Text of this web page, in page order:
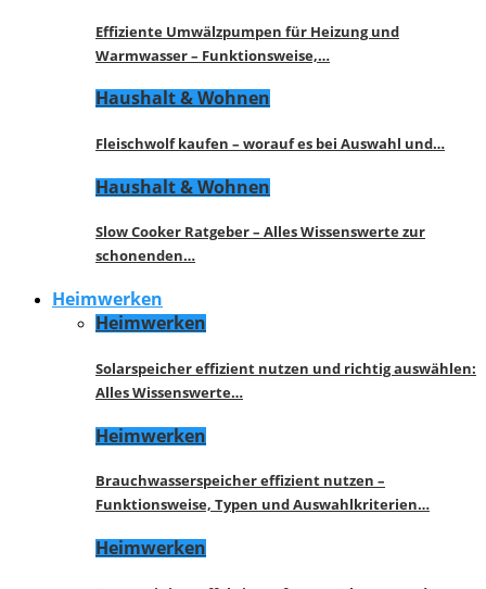
Effiziente Umwälzpumpen für Heizung und
Warmwasser – Funktionsweise,…
Haushalt & Wohnen
Fleischwolf kaufen – worauf es bei Auswahl und…
Haushalt & Wohnen
Slow Cooker Ratgeber – Alles Wissenswerte zur
schonenden…
Heimwerken
Heimwerken
Solarspeicher effizient nutzen und richtig auswählen:
Alles Wissenswerte…
Heimwerken
Brauchwasserspeicher effizient nutzen –
Funktionsweise, Typen und Auswahlkriterien…
Heimwerken